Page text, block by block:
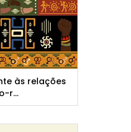
às relações
r...